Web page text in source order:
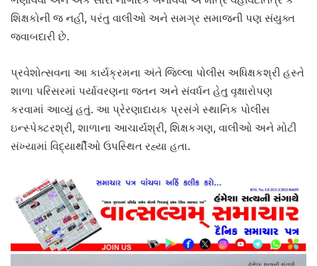
શિક્ષકોની જ નહીં, પરંતુ વાલીઓ અને સમગ્ર સમાજની પણ સંયુક્ત
જવાબદારી છે.
પ્રવેશોત્સવના આ કાર્યક્રમના અંતે જિલ્લા પોલીસ અધિક્ષકશ્રી હસ્તે
શાળા પરિસરમાં પર્યાવરણના જતન અને સંવર્ધન હેતુ વૃક્ષારોપણ
કરવામાં આવ્યું હતું. આ પ્રેરણાદાયક પ્રસંગે સ્થાનિક પોલીસ
ઇન્સ્પેક્ટરશ્રી, શાળાના આચાર્યશ્રી, શિક્ષકગણ, વાલીઓ અને મોટી
સંખ્યામાં વિદ્યાર્થીઓ ઉપસ્થિત રહ્યા હતા.